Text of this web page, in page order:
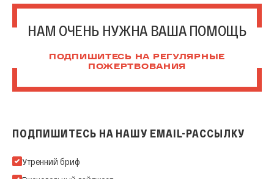
НАМ ОЧЕНЬ НУЖНА ВАША ПОМОЩЬ
ПОДПИШИТЕСЬ НА РЕГУЛЯРНЫЕ
ПОЖЕРТВОВАНИЯ
ПОДПИШИТЕСЬ НА НАШУ EMAIL-РАССЫЛКУ
Подпишитесь на нашу Email-рассылку
Утренний бриф